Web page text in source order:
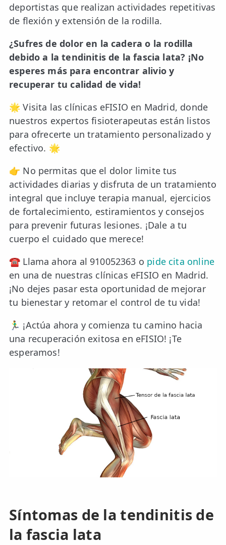
🫶 Suelo Pélvico
💆 Masajes Madrid
🏅 Fisioterapia Deportiva
🧠 Fisioterapia Neurológica
🧍 Fisioterapia Vestibular
🫁 Fisioterapia Respiratoria
👶 Fisioterapia Pediátrica
✅ Punción Seca
✅ Ondas de Choque
✅ EPTE - EPI
ESTÉTICA
✨ Fisioestética
✨ Radiofrecuencia INDIBA
✨ Drenaje Linfático Manual
✨ Presoterapia
✨ Cicatrices y Estrías
Hernia Discal
Ciática
Bursitis de Hombro
deportistas que realizan actividades repetitivas
de flexión y extensión de la rodilla.
¿Sufres de dolor en la cadera o la rodilla
debido a la tendinitis de la fascia lata? ¡No
esperes más para encontrar alivio y
recuperar tu calidad de vida!
🌟 Visita las clínicas eFISIO en Madrid, donde
nuestros expertos fisioterapeutas están listos
para ofrecerte un tratamiento personalizado y
efectivo. 🌟
👉 No permitas que el dolor limite tus
actividades diarias y disfruta de un tratamiento
integral que incluye terapia manual, ejercicios
de fortalecimiento, estiramientos y consejos
para prevenir futuras lesiones. ¡Dale a tu
cuerpo el cuidado que merece!
☎️ Llama ahora al 910052363 o pide cita online
en una de nuestras clínicas eFISIO en Madrid.
¡No dejes pasar esta oportunidad de mejorar
tu bienestar y retomar el control de tu vida!
🏃‍♂️ ¡Actúa ahora y comienza tu camino hacia
una recuperación exitosa en eFISIO! ¡Te
esperamos!
Síntomas de la tendinitis de
la fascia lata